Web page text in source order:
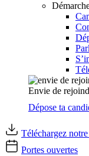
Envie de
Dépose ta
Téléchargez
Portes ouvertes